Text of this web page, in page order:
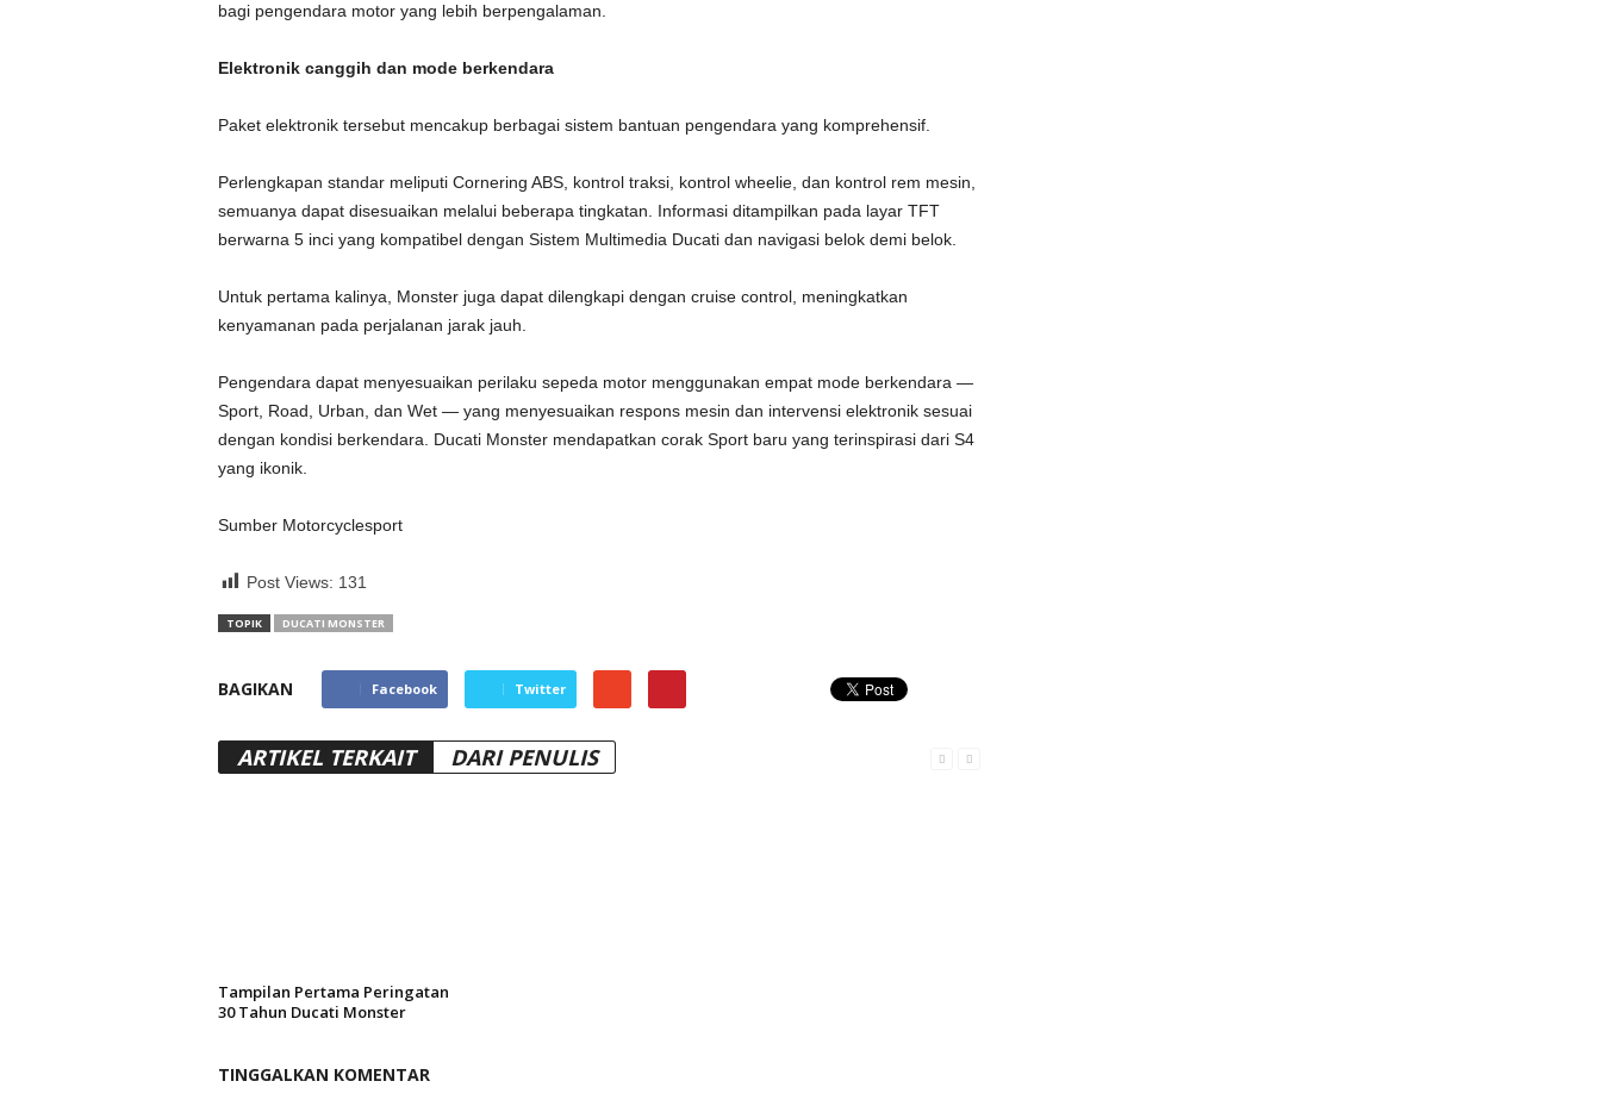
bagi pengendara motor yang lebih berpengalaman.
Elektronik canggih dan mode berkendara
Paket elektronik tersebut mencakup berbagai sistem bantuan pengendara yang komprehensif.
Perlengkapan standar meliputi Cornering ABS, kontrol traksi, kontrol wheelie, dan kontrol rem mesin,
semuanya dapat disesuaikan melalui beberapa tingkatan. Informasi ditampilkan pada layar TFT
berwarna 5 inci yang kompatibel dengan Sistem Multimedia Ducati dan navigasi belok demi belok.
Untuk pertama kalinya, Monster juga dapat dilengkapi dengan cruise control, meningkatkan
kenyamanan pada perjalanan jarak jauh.
Pengendara dapat menyesuaikan perilaku sepeda motor menggunakan empat mode berkendara —
Sport, Road, Urban, dan Wet — yang menyesuaikan respons mesin dan intervensi elektronik sesuai
dengan kondisi berkendara. Ducati Monster mendapatkan corak Sport baru yang terinspirasi dari S4
yang ikonik.
Sumber Motorcyclesport
Post Views: 131
TOPIK DUCATI MONSTER
BAGIKAN Facebook Twitter
ARTIKEL TERKAIT DARI PENULIS
Tampilan Pertama Peringatan
30 Tahun Ducati Monster
TINGGALKAN KOMENTAR